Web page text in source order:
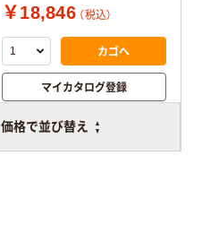
価格で並び替え
￥18,846 （税込）
カゴへ
マイカタログ登録
比較表に追加